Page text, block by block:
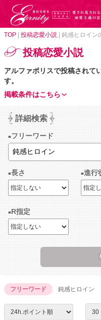
TOP 投稿恋愛小説 鈍感ヒロイン
投稿恋愛小説
アルファポリスで投稿されて
す。
掲載条件はこちら
詳細検索
フリーワード
長さ 進行
R指定
フリーワード 鈍感ヒロイン